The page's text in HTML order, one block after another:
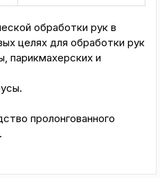
обработки рук в
целях для обработки рук
парикмахерских и
пролонгованного